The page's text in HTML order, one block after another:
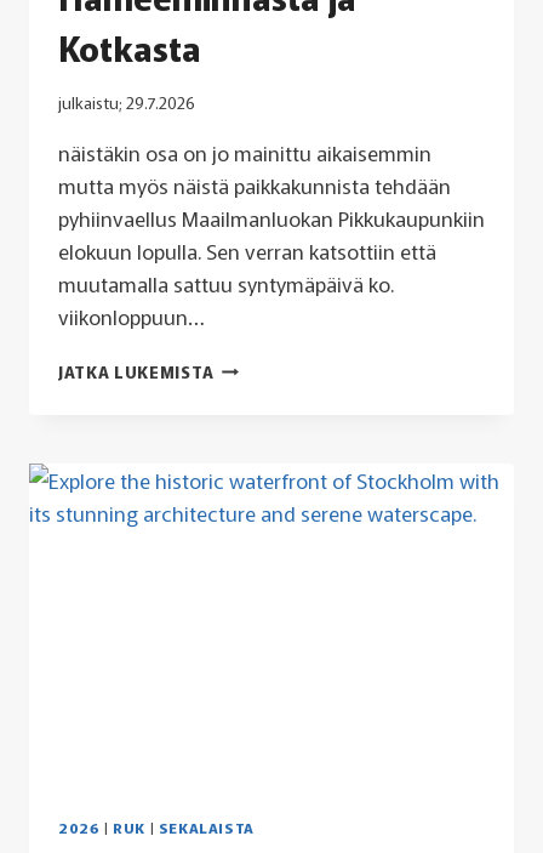
Kotkasta
julkaistu; 29.7.2026
näistäkin osa on jo mainittu aikaisemmin
mutta myös näistä paikkakunnista tehdään
pyhiinvaellus Maailmanluokan Pikkukaupunkiin
elokuun lopulla. Sen verran katsottiin että
muutamalla sattuu syntymäpäivä ko.
viikonloppuun…
JATKA LUKEMISTA MAAILMANLUOKAN
NOKIALTA,
KUOPIOSTA,
2026 | RUK | SEKALAISTA